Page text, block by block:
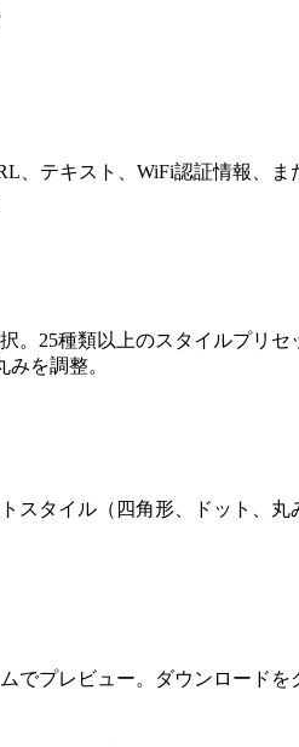
、テキスト、WiFi認証情報、
。25種類以上のスタイルプリ
を調整。
スタイル（四角形、ドット、
でプレビュー。ダウンロード